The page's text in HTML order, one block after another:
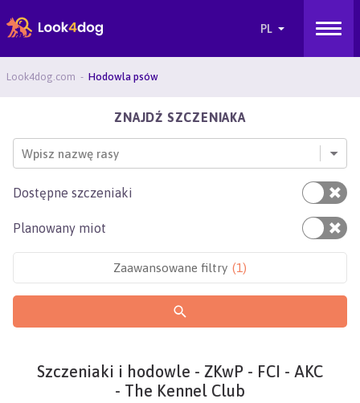
Look4dog.com Hodowla psów
ZNAJDŹ SZCZENIAKA
Wpisz nazwę rasy
Dostępne szczeniaki
Planowany miot
Zaawansowane filtry (1)
Szczeniaki i hodowle - ZKwP - FCI - AKC
- The Kennel Club